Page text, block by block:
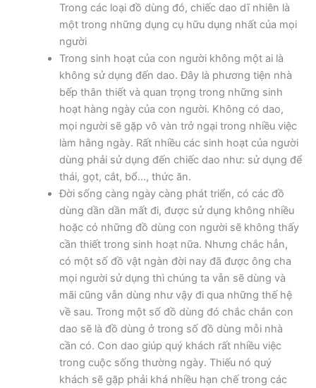
Trong các loại đồ dùng đó, chiếc dao dĩ nhiên là
một trong những dụng cụ hữu dụng nhất của mọi
người
Trong sinh hoạt của con người không một ai là
không sử dụng đến dao. Đây là phương tiện nhà
bếp thân thiết và quan trọng trong những sinh
hoạt hàng ngày của con người. Không có dao,
mọi người sẽ gặp vô vàn trở ngại trong nhiều việc
làm hằng ngày. Rất nhiều các sinh hoạt của người
dùng phải sử dụng đến chiếc dao như: sử dụng để
thái, gọt, cắt, bổ…, thức ăn.
Đời sống càng ngày càng phát triển, có các đồ
dùng dần dần mất đi, được sử dụng không nhiều
hoặc có những đồ dùng con người sẽ không thấy
cần thiết trong sinh hoạt nữa. Nhưng chắc hẳn,
có một số đồ vật ngàn đời nay đã được ông cha
mọi người sử dụng thì chúng ta vẫn sẽ dùng và
mãi cũng vẫn dùng như vậy đi qua những thế hệ
về sau. Trong một số đồ dùng đó chắc chắn con
dao sẽ là đồ dùng ở trong số đồ dùng mỗi nhà
cần có. Con dao giúp quý khách rất nhiều việc
trong cuộc sống thường ngày. Thiếu nó quý
khách sẽ gặp phải khá nhiều hạn chế trong các